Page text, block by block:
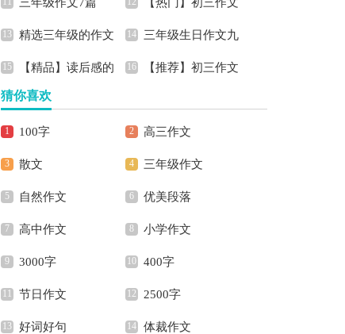
九篇 作文500字合集十篇
300字集合8篇
精选三年级的作文
300字汇总5篇
三年级生日作文九
篇
【精品】读后感的
作文汇总十篇
【推荐】初三作文
猜你喜欢
100字 高三作文
散文 三年级作文
自然作文 优美段落
高中作文 小学作文
3000字 400字
节日作文 2500字
好词好句 体裁作文